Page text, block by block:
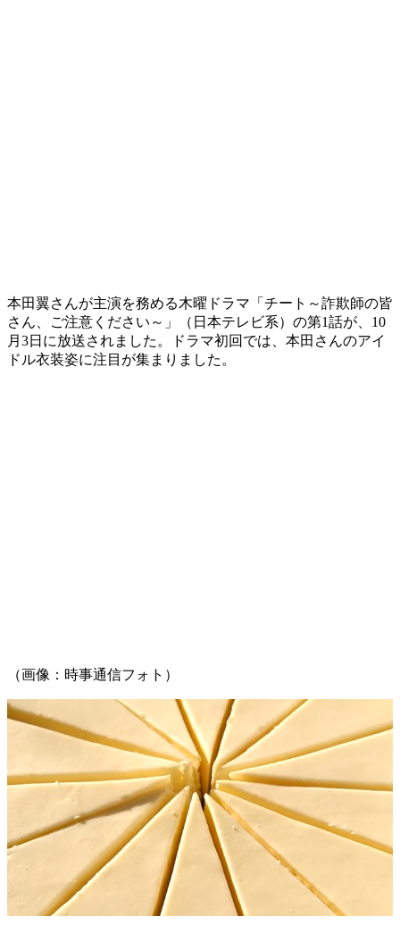
本田翼さんが主演を務める木曜ドラマ「チート～詐欺師の皆
さん、ご注意ください～」（日本テレビ系）の第1話が、10
月3日に放送されました。ドラマ初回では、本田さんのアイ
ドル衣装姿に注目が集まりました。
（画像：時事通信フォト）